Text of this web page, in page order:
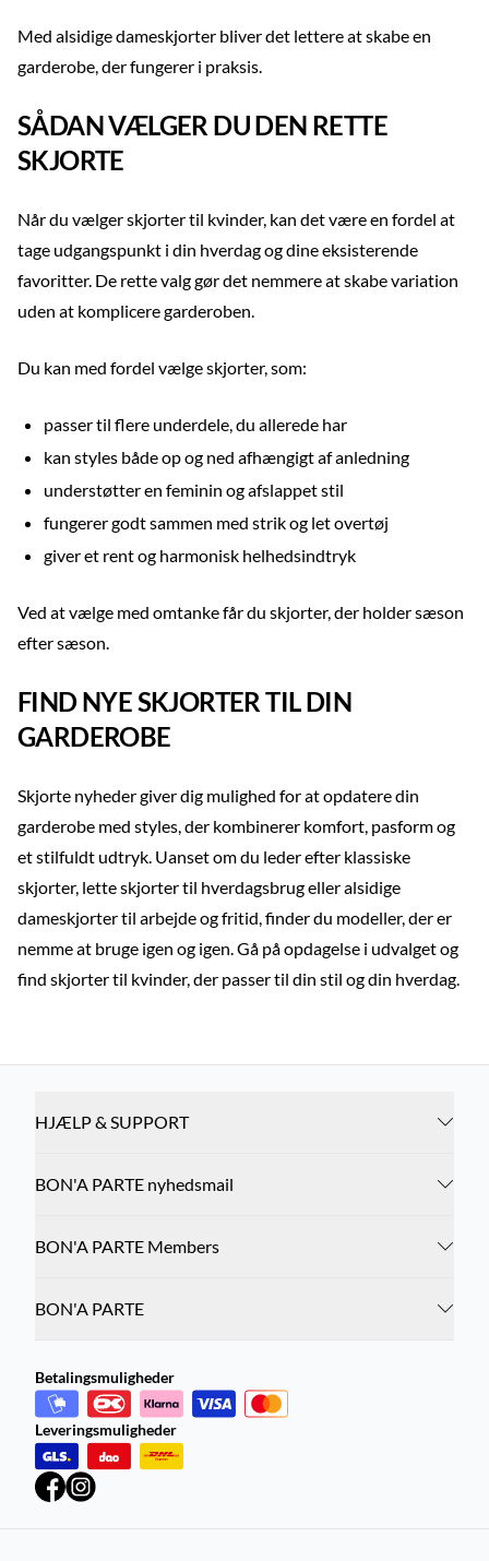
Med alsidige dameskjorter bliver det lettere at skabe en
garderobe, der fungerer i praksis.
SÅDAN VÆLGER DU DEN RETTE
SKJORTE
Når du vælger skjorter til kvinder, kan det være en fordel at
tage udgangspunkt i din hverdag og dine eksisterende
favoritter. De rette valg gør det nemmere at skabe variation
uden at komplicere garderoben.
Du kan med fordel vælge skjorter, som:
passer til flere underdele, du allerede har
kan styles både op og ned afhængigt af anledning
understøtter en feminin og afslappet stil
fungerer godt sammen med strik og let overtøj
giver et rent og harmonisk helhedsindtryk
Ved at vælge med omtanke får du skjorter, der holder sæson
efter sæson.
FIND NYE SKJORTER TIL DIN
GARDEROBE
Skjorte nyheder giver dig mulighed for at opdatere din
garderobe med styles, der kombinerer komfort, pasform og
et stilfuldt udtryk. Uanset om du leder efter klassiske
skjorter, lette skjorter til hverdagsbrug eller alsidige
dameskjorter til arbejde og fritid, finder du modeller, der er
nemme at bruge igen og igen. Gå på opdagelse i udvalget og
find skjorter til kvinder, der passer til din stil og din hverdag.
HJÆLP & SUPPORT
BON'A PARTE nyhedsmail
BON'A PARTE Members
BON'A PARTE
Betalingsmuligheder
Leveringsmuligheder